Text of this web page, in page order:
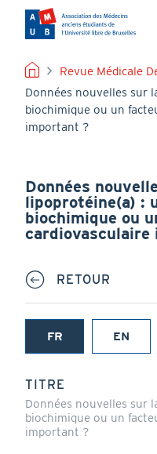
contenu
principal
FIL
D'ARIANE
Revue Médicale
Données nouvelles sur
biochimique ou un
important ?
Données
lipoprotéine(a) :
biochimique ou
RETOUR
FR
(onglet
EN
TITRE
Données nouvelles sur
biochimique ou un
important ?